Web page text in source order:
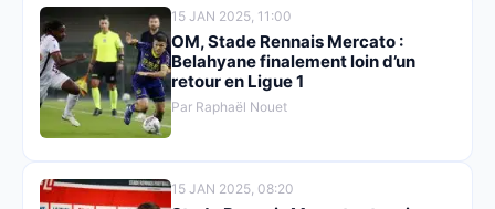
15 JAN 2025, 11:00
OM, Stade Rennais Mercato :
Belahyane finalement loin d’un
retour en Ligue 1
Par Raphaël Nouet
15 JAN 2025, 08:20